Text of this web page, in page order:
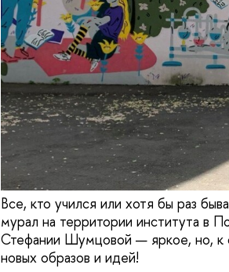
Все, кто учился или хотя бы раз
мурал на территории института в
Стефании Шумцовой — яркое, но, к
новых образов и идей!